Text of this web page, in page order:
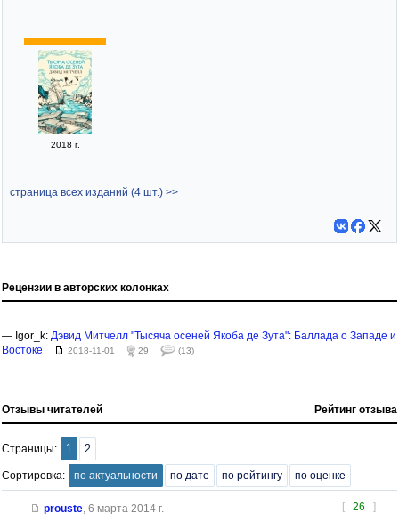
2018 г.
страница всех изданий (4 шт.) >>
Рецензии в авторских колонках
— Igor_k: Дэвид Митчелл "Тысяча осеней Якоба де Зута": Баллада о Западе и
Востоке
2018-11-01 29 (13)
Отзывы читателей Рейтинг отзыва
Страницы: 1 2
Сортировка: по актуальности по дате по рейтингу по оценке
[ 26 ]
prouste, 6 марта 2014 г.